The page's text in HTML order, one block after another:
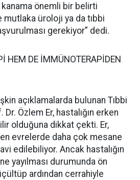
kanama önemli bir belirti
mutlaka üroloji ya da tıbbi
gerekiyor” dedi.
HEM DE İMMÜNOTERAPİDEN
açıklamalarda bulunan Tıbbi
Özlem Er, hastalığın erken
olduğuna dikkat çekti. Er,
evrelerde daha çok mesane
edilebiliyor. Ancak hastalığın
yayılması durumunda ön
ardından cerrahiyle